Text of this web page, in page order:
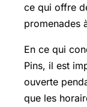
ce qui offre
promenades
En ce qui
Pins, il est
ouverte
que les